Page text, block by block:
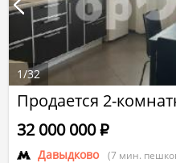
Продается 2-
Давыдково (7 мин.
32 000 000Р
1/32